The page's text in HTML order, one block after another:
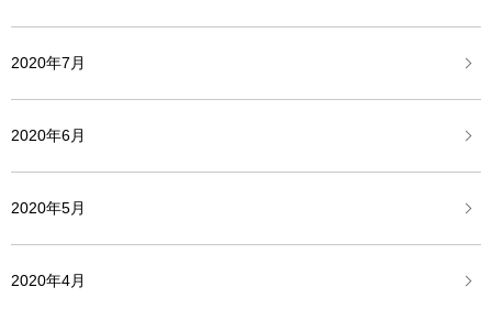
2020年7月
2020年6月
2020年5月
2020年4月